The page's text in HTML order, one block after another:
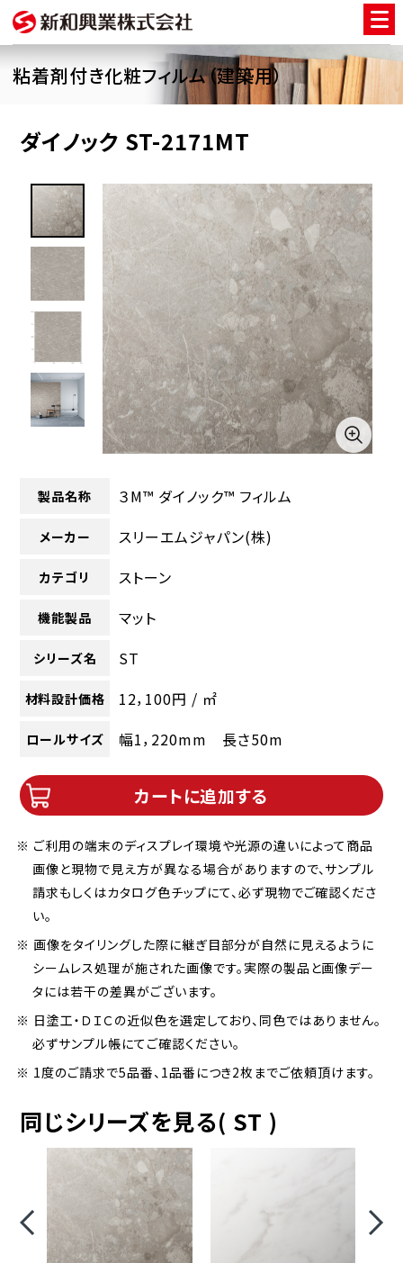
粘着剤付き化粧フィルム（建築用）
ダイノック ST-2171MT
製品名称 ３M™ ダイノック™ フィルム
メーカー スリーエムジャパン(株)
カテゴリ ストーン
機能製品 マット
シリーズ名 ST
材料設計価格 12，100円 / ㎡
ロールサイズ 幅1，220mm 長さ50m
カートに追加する
※ ご利用の端末のディスプレイ環境や光源の違いによって商品
画像と現物で見え方が異なる場合がありますので、サンプル
請求もしくはカタログ色チップにて、必ず現物でご確認くださ
い。
※ 画像をタイリングした際に継ぎ目部分が自然に見えるように
シームレス処理が施された画像です。実際の製品と画像デー
タには若干の差異がございます。
※ 日塗工・ＤＩＣの近似色を選定しており、同色ではありません。
必ずサンプル帳にてご確認ください。
※ 1度のご請求で5品番、1品番につき2枚までご依頼頂けます。
同じシリーズを見る( ST )